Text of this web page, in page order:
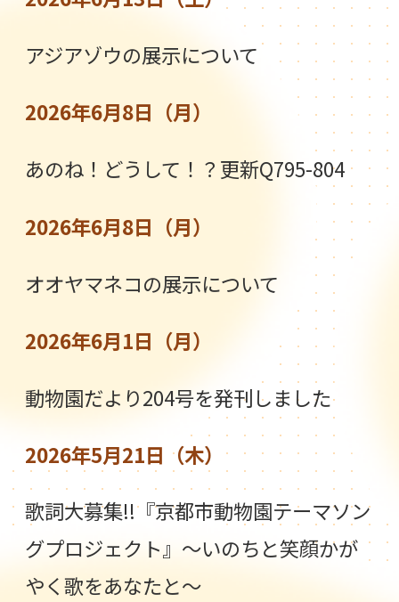
アジアゾウの展示について
2026年6月8日（月）
あのね！どうして！？更新Q795-804
2026年6月8日（月）
オオヤマネコの展示について
2026年6月1日（月）
動物園だより204号を発刊しました
2026年5月21日（木）
歌詞大募集!!『京都市動物園テーマソン
グプロジェクト』～いのちと笑顔かが
やく歌をあなたと～